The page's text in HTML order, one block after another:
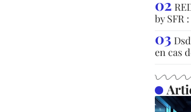
by SFR
en cas